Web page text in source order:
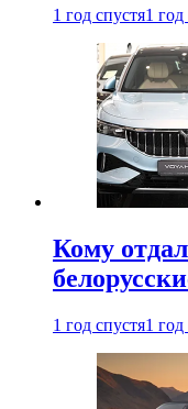
1 год спустя1 год
Кому
1 год спустя1 год